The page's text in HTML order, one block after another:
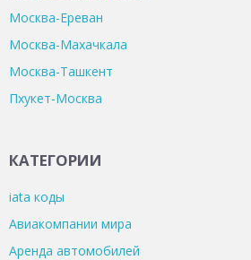
Москва-Ереван
Москва-Махачкала
Москва-Ташкент
Пхукет-Москва
КАТЕГОРИИ
iata коды
Авиакомпании мира
Аренда автомобилей